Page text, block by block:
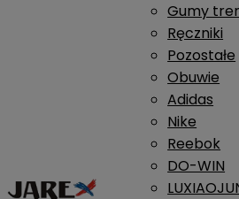
Gumy
Ręczniki
Pozostałe
Obuwie
Adidas
Nike
Reebok
DO-WIN